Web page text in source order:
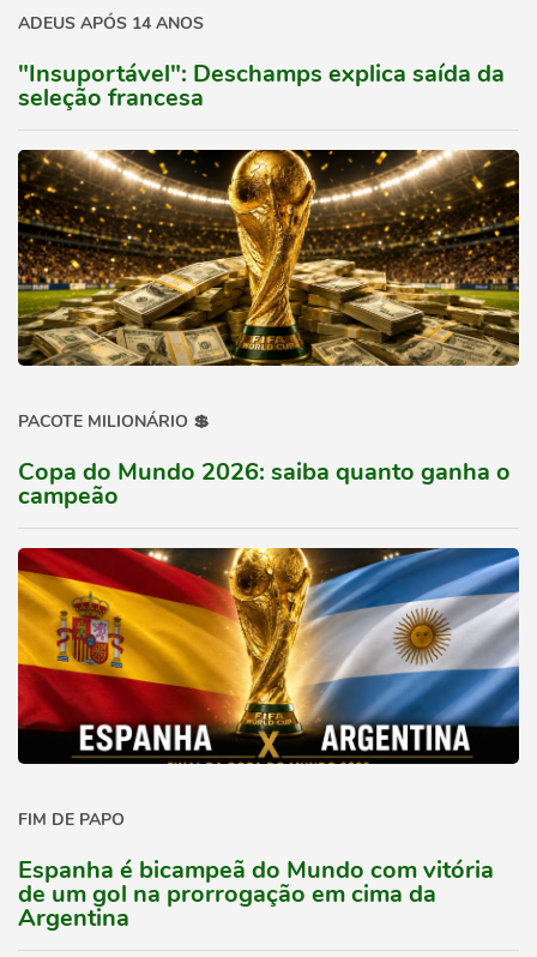
ADEUS APÓS 14 ANOS
"Insuportável": Deschamps explica saída da
seleção francesa
PACOTE MILIONÁRIO 💲
Copa do Mundo 2026: saiba quanto ganha o
campeão
FIM DE PAPO
Espanha é bicampeã do Mundo com vitória
de um gol na prorrogação em cima da
Argentina